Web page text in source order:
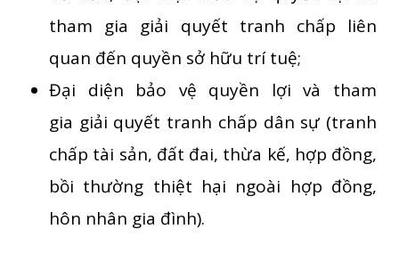
tham gia giải quyết tranh chấp liên
quan đến quyền sở hữu trí tuệ;
Đại diện bảo vệ quyền lợi và tham
gia giải quyết tranh chấp dân sự (tranh
chấp tài sản, đất đai, thừa kế, hợp đồng,
bồi thường thiệt hại ngoài hợp đồng,
hôn nhân gia đình).